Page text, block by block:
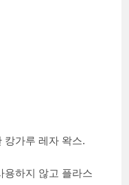
캉가루 레자 왁스.
용하지 않고 플라스